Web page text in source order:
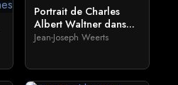
Portrait de Charles
Albert Waltner dans...
Jean-Joseph Weerts